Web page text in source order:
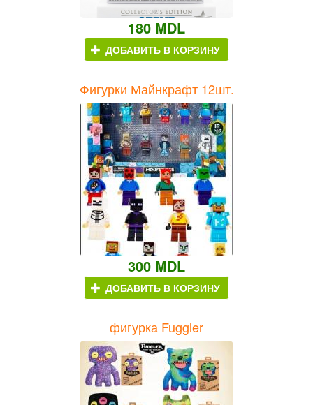
180 MDL
ДОБАВИТЬ В КОРЗИНУ
Фигурки Майнкрафт 12шт.
300 MDL
ДОБАВИТЬ В КОРЗИНУ
фигурка Fuggler